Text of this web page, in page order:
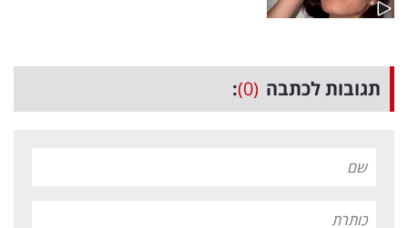
תגובות לכתבה (0)
: